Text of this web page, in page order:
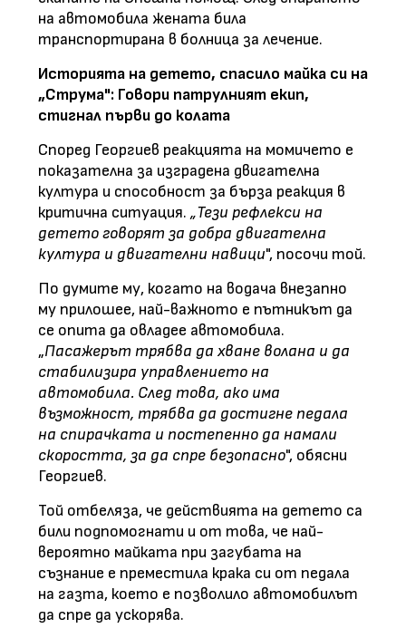
на автомобила жената била
транспортирана в болница за лечение.
Историята на детето, спасило майка си на
„Струма": Говори патрулният екип,
стигнал първи до колата
Според Георгиев реакцията на момичето е
показателна за изградена двигателна
култура и способност за бърза реакция в
критична ситуация. „Тези рефлекси на
детето говорят за добра двигателна
култура и двигателни навици", посочи той.
По думите му, когато на водача внезапно
му прилошее, най-важното е пътникът да
се опита да овладее автомобила.
„Пасажерът трябва да хване волана и да
стабилизира управлението на
автомобила. След това, ако има
възможност, трябва да достигне педала
на спирачката и постепенно да намали
скоростта, за да спре безопасно", обясни
Георгиев.
Той отбеляза, че действията на детето са
били подпомогнати и от това, че най-
вероятно майката при загубата на
съзнание е преместила крака си от педала
на газта, което е позволило автомобилът
да спре да ускорява.